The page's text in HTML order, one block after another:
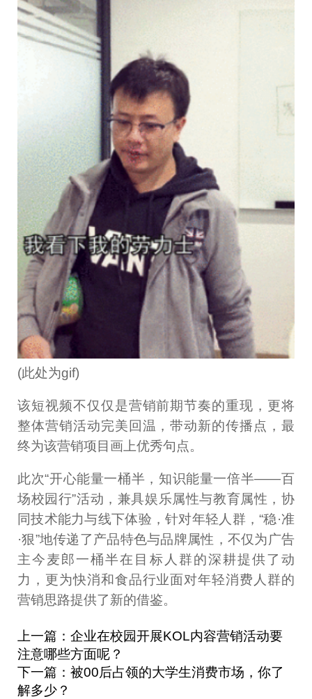
(此处为gif)
该短视频不仅仅是营销前期节奏的重现，更将
整体营销活动完美回温，带动新的传播点，最
终为该营销项目画上优秀句点。
此次“开心能量一桶半，知识能量一倍半——百
场校园行”活动，兼具娱乐属性与教育属性，协
同技术能力与线下体验，针对年轻人群，“稳·准
·狠”地传递了产品特色与品牌属性，不仅为广告
主今麦郎一桶半在目标人群的深耕提供了动
力，更为快消和食品行业面对年轻消费人群的
营销思路提供了新的借鉴。
上一篇：企业在校园开展KOL内容营销活动要
注意哪些方面呢？
下一篇：被00后占领的大学生消费市场，你了
解多少？